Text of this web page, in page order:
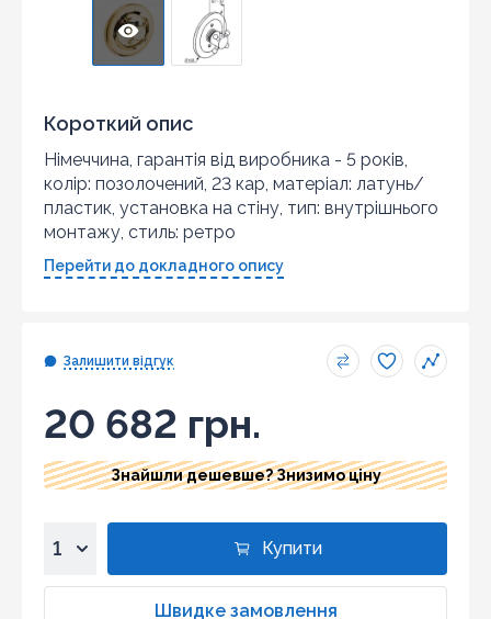
Короткий опис
Німеччина, гарантія від виробника - 5 років,
колір: позолочений, 23 кар, матеріал: латунь/
пластик, установка на стіну, тип: внутрішнього
монтажу, стиль: ретро
Перейти до докладного опису
Залишити відгук
20 682 грн.
Знайшли дешевше? Знизимо ціну
Купити
Швидке замовлення